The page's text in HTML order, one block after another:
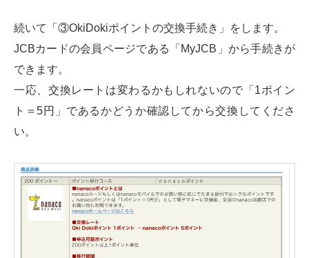
続いて「③OkiDokiポイントの交換手続き」をします。
JCBカードの会員ページである「MyJCB」から手続きが
できます。
一応、交換レートは変わるかもしれないので「1ポイン
ト＝5円」であるかどうか確認してから交換してくださ
い。